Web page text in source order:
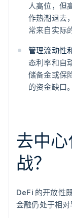
人高位，但
作热潮退去
常来自实际
管理流动性
态利率和自
储备金或保
的资金缺口。
去中
战？
DeFi 的开放性
金融仍处于相对